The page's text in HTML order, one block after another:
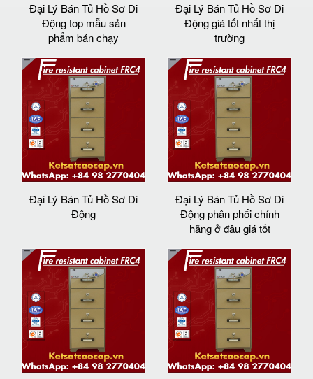
Đại Lý Bán Tủ Hồ Sơ Di
Động top mẫu sản
phẩm bán chạy
Đại Lý Bán Tủ Hồ Sơ Di
Động giá tốt nhất thị
trường
Đại Lý Bán Tủ Hồ Sơ Di
Động
Đại Lý Bán Tủ Hồ Sơ Di
Động phân phối chính
hãng ở đâu giá tốt